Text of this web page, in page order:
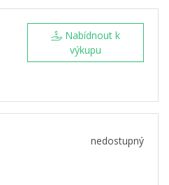
výkupu
nedostupný